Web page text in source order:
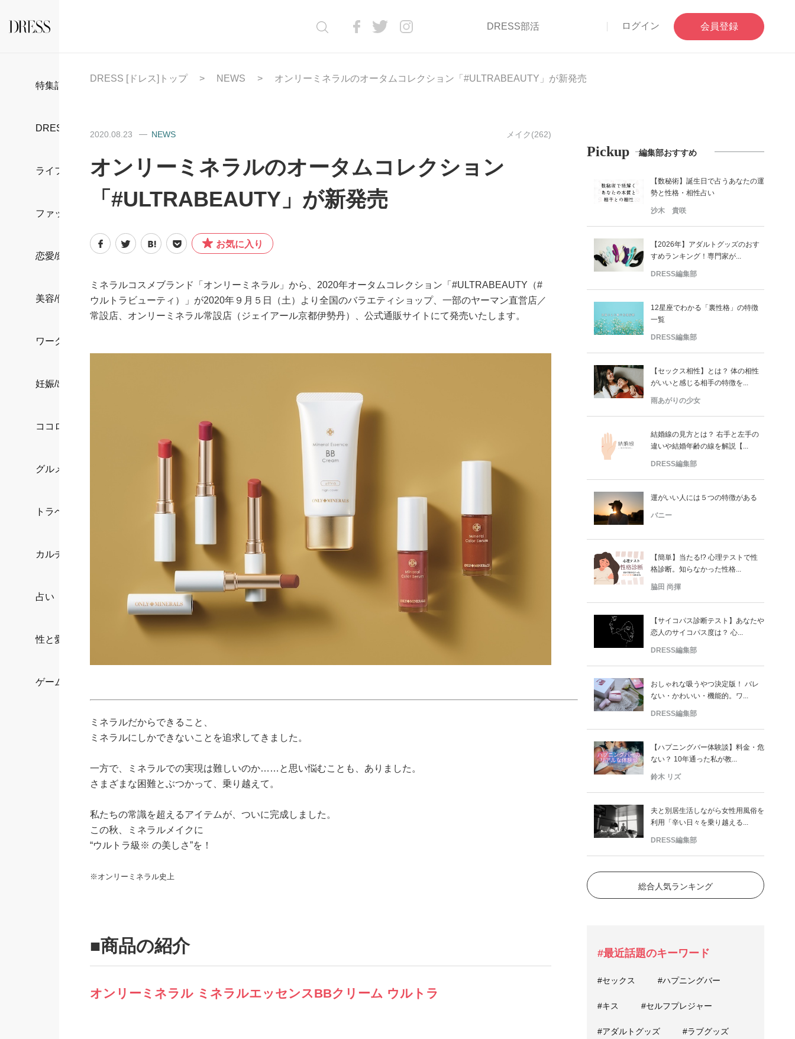
DRESS部活 ログイン 会員登録
特集記事
DRESS部活
ライフスタイル
ファッション
恋愛/結婚/離婚
美容/健康
ワークスタイル
妊娠/出産/家族
ココロ/カラダ
グルメ
トラベル
カルチャー/エンタメ
占い
性と愛
ゲーム
DRESS [ドレス]トップ NEWS オンリーミネラルのオータムコレクション「#ULTRABEAUTY」が新発売
2020.08.23 NEWS メイク(262)
オンリーミネラルのオータムコレクション
「#ULTRABEAUTY」が新発売
お気に入り
ミネラルコスメブランド「オンリーミネラル」から、2020年オータムコレクション「#ULTRABEAUTY（#
ウルトラビューティ）」が2020年９月５日（土）より全国のバラエティショップ、一部のヤーマン直営店／
常設店、オンリーミネラル常設店（ジェイアール京都伊勢丹）、公式通販サイトにて発売いたします。
ミネラルだからできること、
ミネラルにしかできないことを追求してきました。
一方で、ミネラルでの実現は難しいのか……と思い悩むことも、ありました。
さまざまな困難とぶつかって、乗り越えて。
私たちの常識を超えるアイテムが、ついに完成しました。
この秋、ミネラルメイクに
“ウルトラ級※ の美しさ”を！
※オンリーミネラル史上
■商品の紹介
オンリーミネラル ミネラルエッセンスBBクリーム ウルトラ
Pickup 編集部おすすめ
【数秘術】誕生日で占うあなたの運
勢と性格・相性占い
沙木 貴咲
【2026年】アダルトグッズのおす
すめランキング！専門家が...
DRESS編集部
12星座でわかる「裏性格」の特徴
一覧
DRESS編集部
【セックス相性】とは？ 体の相性
がいいと感じる相手の特徴を...
雨あがりの少女
結婚線の見方とは？ 右手と左手の
違いや結婚年齢の線を解説【...
DRESS編集部
運がいい人には５つの特徴がある
バニー
【簡単】当たる!? 心理テストで性
格診断。知らなかった性格...
脇田 尚揮
【サイコパス診断テスト】あなたや
恋人のサイコパス度は？ 心...
DRESS編集部
おしゃれな吸うやつ決定版！ バレ
ない・かわいい・機能的。ワ...
DRESS編集部
【ハプニングバー体験談】料金・危
ない？ 10年通った私が教...
鈴木 リズ
夫と別居生活しながら女性用風俗を
利用「辛い日々を乗り越える...
DRESS編集部
総合人気ランキング
#最近話題のキーワード
#セックス #ハプニングバー
#キス #セルフプレジャー
#アダルトグッズ #ラブグッズ